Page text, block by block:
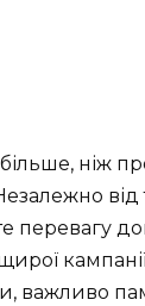
ніж
перевагу
важливо